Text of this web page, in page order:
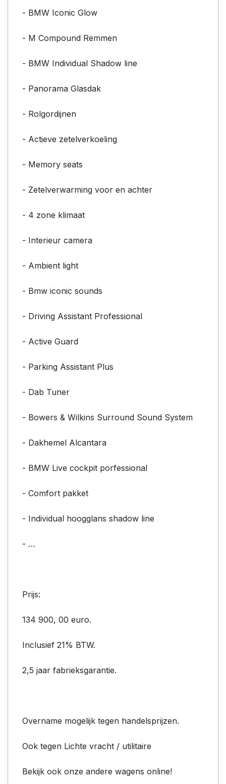
- BMW Iconic Glow
- M Compound Remmen
- BMW Individual Shadow line
- Panorama Glasdak
- Rolgordijnen
- Actieve zetelverkoeling
- Memory seats
- Zetelverwarming voor en achter
- 4 zone klimaat
- Interieur camera
- Ambient light
- Bmw iconic sounds
- Driving Assistant Professional
- Active Guard
- Parking Assistant Plus
- Dab Tuner
- Bowers & Wilkins Surround Sound System
- Dakhemel Alcantara
- BMW Live cockpit porfessional
- Comfort pakket
- Individual hoogglans shadow line
- …
Prijs:
134 900, 00 euro.
Inclusief 21% BTW.
2,5 jaar fabrieksgarantie.
Overname mogelijk tegen handelsprijzen.
Ook tegen Lichte vracht / utilitaire
Bekijk ook onze andere wagens online!